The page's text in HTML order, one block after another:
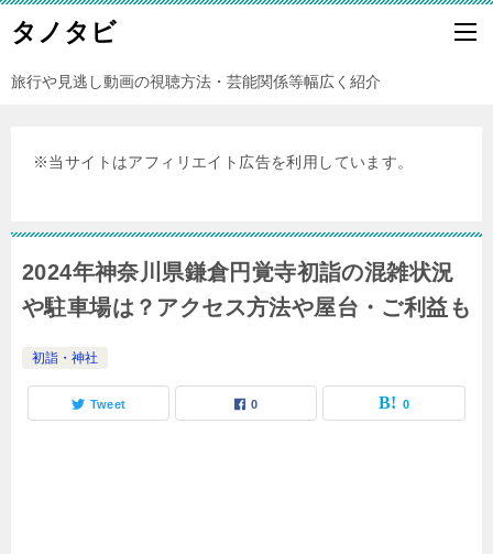
タノタビ
旅行や見逃し動画の視聴方法・芸能関係等幅広く紹介
※当サイトはアフィリエイト広告を利用しています。
2024年神奈川県鎌倉円覚寺初詣の混雑状況
や駐車場は？アクセス方法や屋台・ご利益も
初詣・神社
Tweet 0 0